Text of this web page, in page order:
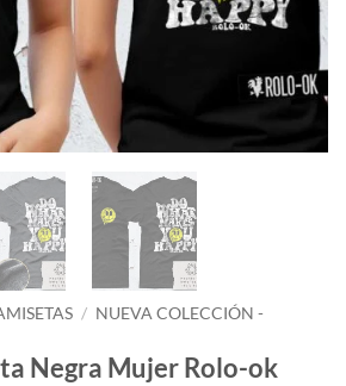
/ NUEVA COLECCIÓN -
Negra Mujer Rolo-ok